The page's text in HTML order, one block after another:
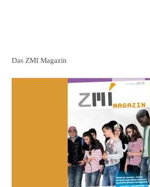
Das ZMI Magazin